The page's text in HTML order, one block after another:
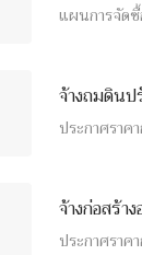
แผนการจัดซื้
จ้างถมดิน
ประกาศราค
จ้างก่อสร้า
ประกาศราค